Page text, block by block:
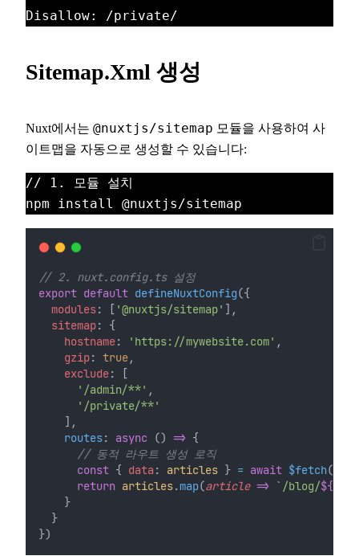
Disallow: /private/
Sitemap.xml 생성
Nuxt에서는 @nuxtjs/sitemap 모듈을 사용하여 사
이트맵을 자동으로 생성할 수 있습니다:
// 1. 모듈 설치
npm install @nuxtjs/sitemap
// 2. nuxt.config.ts 설정
export default defineNuxtConfig({
modules: [ '@nuxtjs/sitemap' ],
sitemap: {
hostname: 'https://mywebsite.com' ,
gzip: true,
exclude: [
'/admin/**' ,
'/private/**'
    ],
routes: async () => {
// 동적 라우트 생성 로직
const { data: articles } = await $fetch(
return articles.map(article => `/blog/${
    }
  }
})